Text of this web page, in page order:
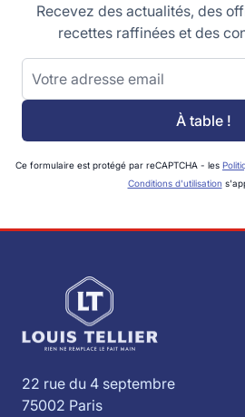
Recevez des actualités, des
recettes raffinées et des
Adresse email
À table !
Ce formulaire est protégé par reCAPTCHA - les
Conditions d'utilisation
22 rue du 4 septembre
75002 Paris